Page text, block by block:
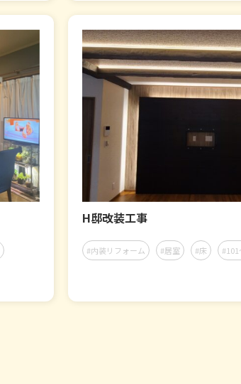
H邸改装工事
#内装リフォーム #居室 #床